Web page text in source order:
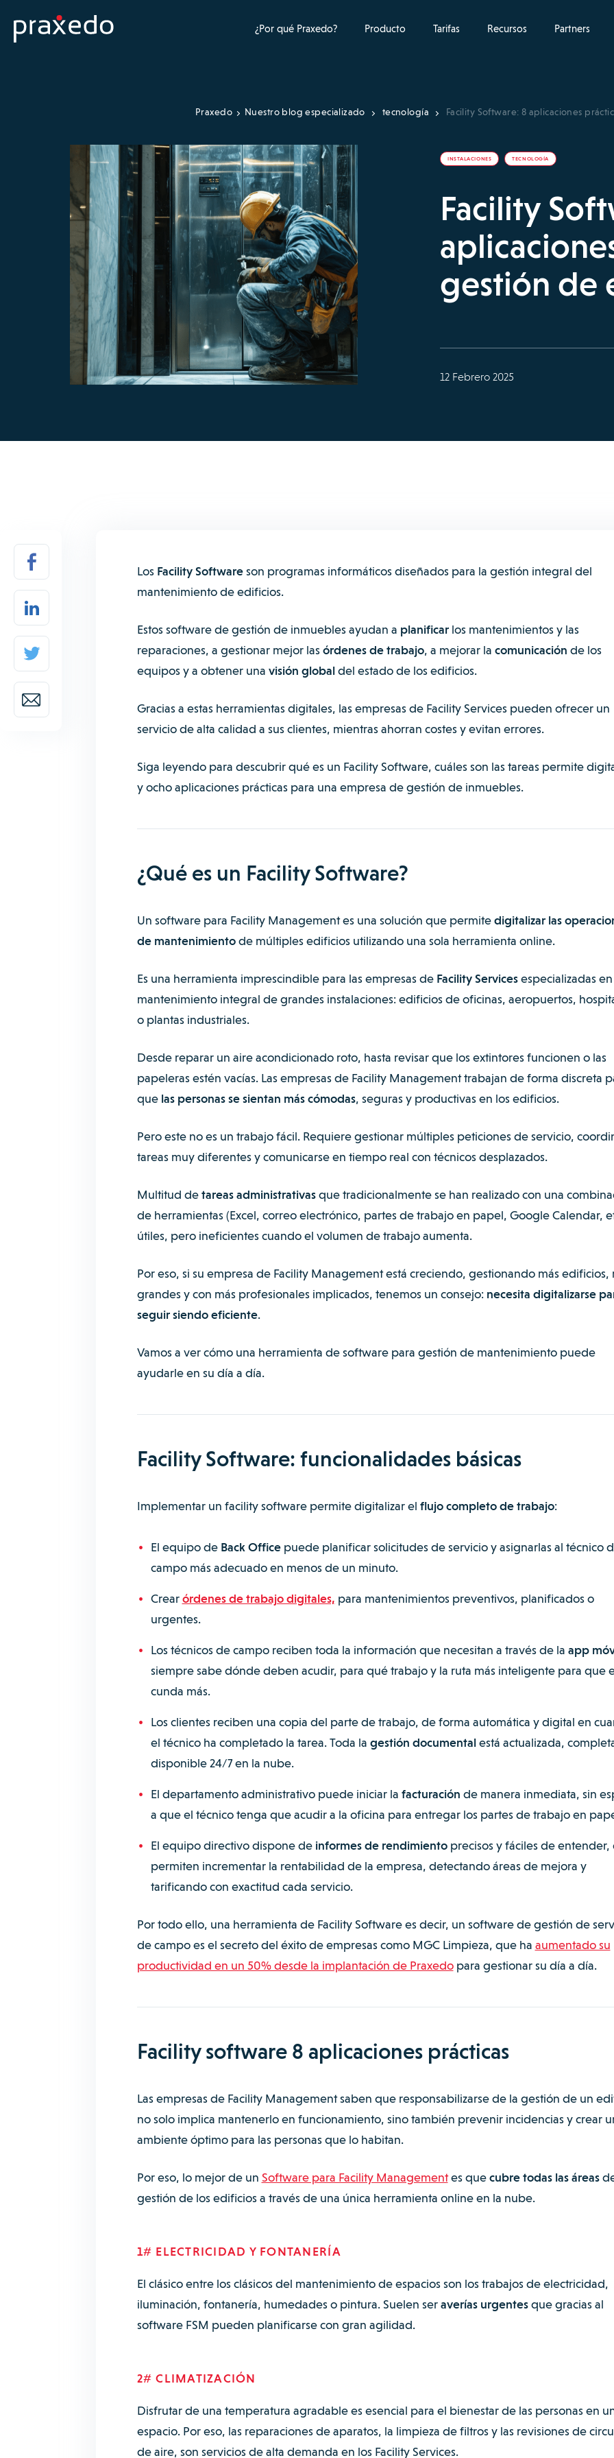
¿Por qué Praxedo? Producto Tarifas Recursos Partners
Praxedo Nuestro blog especializado tecnología Facility Software: 8 aplicaciones
INSTALACIONES TECNOLOGÍA
Facility
gestión de
12 Febrero 2025
Los Facility Software son programas informáticos diseñados para la gestión integral del
mantenimiento de edificios.
Estos software de gestión de inmuebles ayudan a planificarlos mantenimientos y las
reparaciones, a gestionar mejor lasórdenes de trabajo, a mejorar la comunicación de los
equipos y a obtener una visión globaldel estado de los edificios.
Gracias a estas herramientas digitales, las empresas de Facility Services pueden ofrecer un
servicio de alta calidad a sus clientes, mientras ahorran costes y evitan errores.
Siga leyendo para descubrir qué es un Facility Software, cuáles son las tareas permite
y ocho aplicaciones prácticas para una empresa de gestión de inmuebles.
¿Qué es un Facility Software?
Un software para Facility Management es una solución que permitedigitalizar las
de mantenimientode múltiples edificios utilizando una sola herramienta online.
Es una herramienta imprescindible para las empresas de Facility Servicesespecializadas
mantenimiento integral de grandes instalaciones: edificios de oficinas, aeropuertos,
o plantas industriales.
Desde reparar un aire acondicionado roto, hasta revisar que los extintores funcionen o las
papeleras estén vacías. Las empresas de Facility Management trabajan de forma discreta
que las personas se sientan más cómodas, seguras y productivas en los edificios.
Pero este no es un trabajo fácil. Requiere gestionar múltiples peticiones de servicio,
tareas muy diferentes y comunicarse en tiempo real con técnicos desplazados.
Multitud detareas administrativasque tradicionalmente se han realizado con una
de herramientas (Excel, correo electrónico, partes de trabajo en papel, Google Calendar,
útiles, pero ineficientes cuando el volumen de trabajo aumenta.
Por eso, si su empresa de Facility Managementestá creciendo, gestionando más edificios,
grandes y con más profesionales implicados, tenemos un consejo: necesita digitalizarse
seguir siendo eficiente.
Vamos a ver cómo una herramienta de software para gestión de mantenimiento puede
ayudarle en su día a día.
Facility Software: funcionalidades básicas
Implementar un facility software permite digitalizar el flujo completo de trabajo:
El equipo de Back Officepuede planificar solicitudes de servicio y asignarlas al técnico
campo más adecuado en menos de un minuto.
Crearórdenes de trabajo digitales, para mantenimientos preventivos, planificados o
urgentes.
Los técnicos de campo reciben toda la información que necesitan a través de la app
siempre sabe dónde deben acudir, para qué trabajo y la ruta más inteligente para que
cunda más.
Los clientes reciben una copia del parte de trabajo, de forma automática y digital en
el técnico ha completado la tarea. Toda la gestión documentalestá actualizada,
disponible 24/7 en la nube.
El departamento administrativo puede iniciar la facturación de manera inmediata, sin
a que el técnico tenga que acudir a la oficina para entregar los partes de trabajo en
El equipo directivo dispone de informes de rendimientoprecisos y fáciles de entender,
permiten incrementar la rentabilidad de la empresa, detectando áreas de mejora y
tarificando con exactitud cada servicio.
Por todo ello, una herramienta de Facility Software es decir, un software de gestión de
de campo es el secreto del éxito de empresas como MGC Limpieza, que ha aumentado su
productividad en un 50% desde la implantación de Praxedopara gestionar su día a día.
Facility software 8 aplicaciones prácticas
Las empresas de Facility Management saben que responsabilizarse de la gestión de un
no solo implica mantenerlo en funcionamiento, sino también prevenir incidencias y crear
ambiente óptimo para las personas que lo habitan.
Por eso, lo mejor de un Software para Facility Managementes quecubre todas las áreas
gestión de los edificios a través de una única herramienta online en la nube.
1# ELECTRICIDAD Y FONTANERÍA
El clásico entre los clásicos del mantenimiento de espacios son los trabajos de electricidad,
iluminación, fontanería, humedades o pintura. Suelen seraverías urgentesque gracias al
software FSM pueden planificarse con gran agilidad.
2# CLIMATIZACIÓN
Disfrutar de una temperatura agradable es esencial para el bienestar de las personas en
espacio. Por eso, las reparaciones de aparatos, la limpieza de filtros y las revisiones de
de aire, son servicios de alta demanda en los Facility Services.